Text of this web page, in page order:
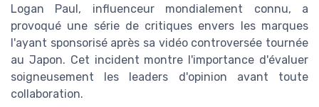
Logan Paul, influenceur mondialement connu, a
provoqué une série de critiques envers les marques
l'ayant sponsorisé après sa vidéo controversée tournée
au Japon. Cet incident montre l'importance d'évaluer
soigneusement les leaders d'opinion avant toute
collaboration.